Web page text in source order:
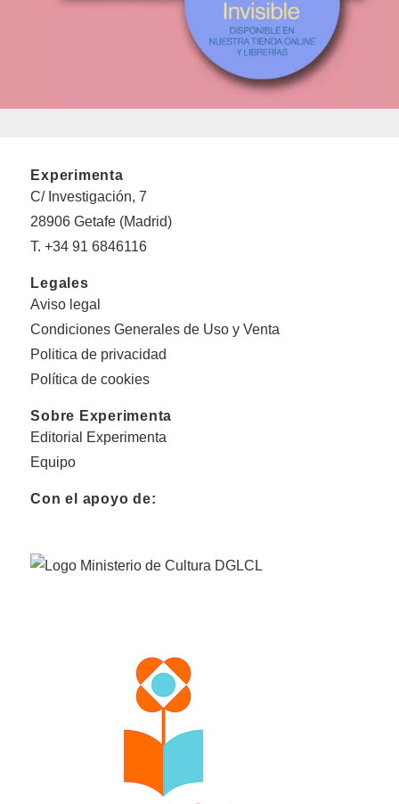
Experimenta
C/ Investigación, 7
28906 Getafe (Madrid)
T. +34 91 6846116
Legales
Aviso legal
Condiciones Generales de Uso y Venta
Politica de privacidad
Política de cookies
Sobre Experimenta
Editorial Experimenta
Equipo
Con el apoyo de: